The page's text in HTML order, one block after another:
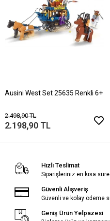
Ausini West Set 25635 Renkli 6+
2.498,90 TL
2.198,90 TL
Hızlı Teslimat
Siparişleriniz en kısa
Güvenli Alışveriş
Güvenli ve kolay ödeme
Geniş Ürün Yelpazesi